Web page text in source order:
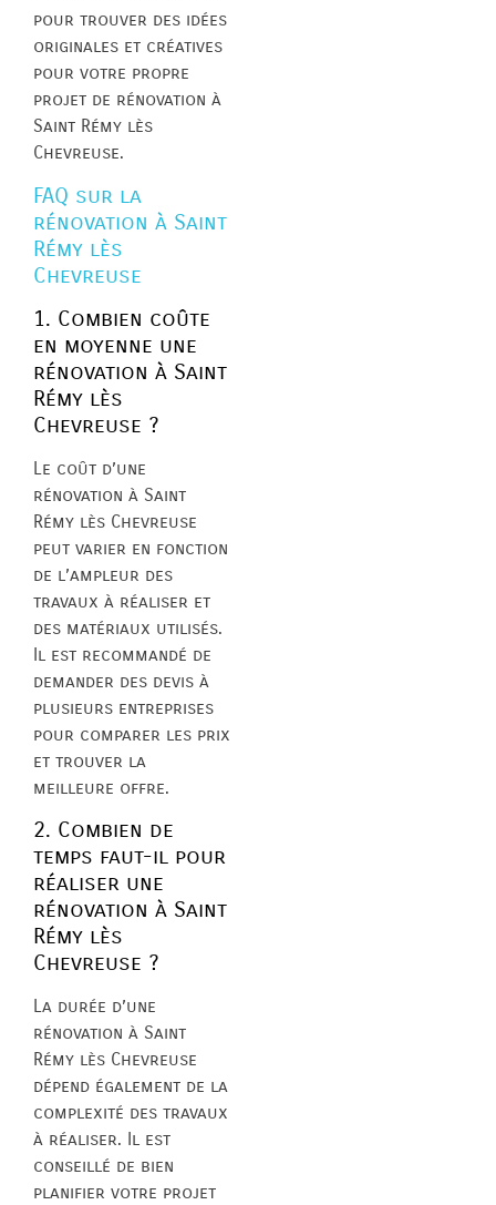
pour trouver des idées
originales et créatives
pour votre propre
projet de rénovation à
Saint Rémy lès
Chevreuse.
FAQ sur la
rénovation à Saint
Rémy lès
Chevreuse
1. Combien coûte
en moyenne une
rénovation à Saint
Rémy lès
Chevreuse ?
Le coût d’une
rénovation à Saint
Rémy lès Chevreuse
peut varier en fonction
de l’ampleur des
travaux à réaliser et
des matériaux utilisés.
Il est recommandé de
demander des devis à
plusieurs entreprises
pour comparer les prix
et trouver la
meilleure offre.
2. Combien de
temps faut-il pour
réaliser une
rénovation à Saint
Rémy lès
Chevreuse ?
La durée d’une
rénovation à Saint
Rémy lès Chevreuse
dépend également de la
complexité des travaux
à réaliser. Il est
conseillé de bien
planifier votre projet